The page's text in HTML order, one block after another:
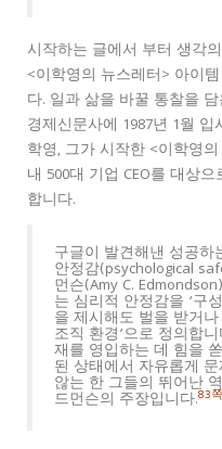
시작하는 글에서 부터 생각
<이학영의 뉴스레터> 아이
다. 일과 삶을 바꿀 통찰을
경제신문사에 1987년 1월
학영, 그가 시작한 <이학영
내 500대 기업 CEO를 대상
합니다.
구글이 발견해낸 성공하
안정감(psychological
먼슨(Amy C.
는 심리적 안정감을 ‘구
을 제시해도 벌을 받거
조직 환경’으로 정의합
재를 영입하는 데 힘을
된 상태에서 자유롭게
않는 한 그들의 뛰어난
드먼슨의 주장입니다.83쪽